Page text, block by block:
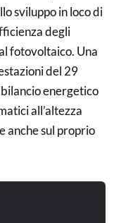
sviluppo in loco di
degli
fotovoltaico. Una
del 29
energetico
all’altezza
anche sul proprio